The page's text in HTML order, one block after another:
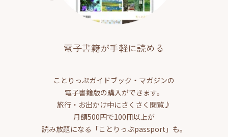
電子書籍が手軽に読める
ことりっぷガイドブック・マガジンの
電子書籍版の購入ができます。
旅行・お出かけ中にさくさく閲覧♪
月額500円で100冊以上が
読み放題になる「ことりっぷpassport」も。